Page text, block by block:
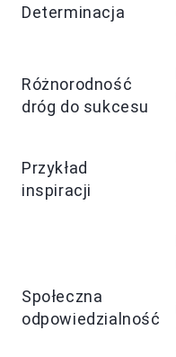
Determinacja
Różnorodność
dróg do sukcesu
Przykład
inspiracji
Społeczna
odpowiedzialność